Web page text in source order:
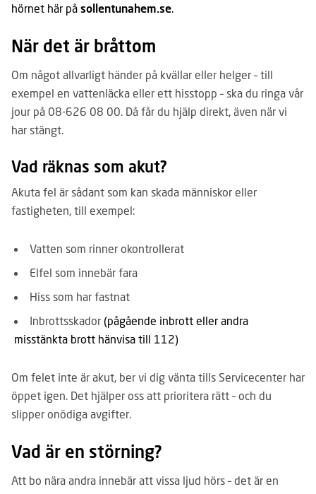
hörnet här på sollentunahem.se.
När det är bråttom
Om något allvarligt händer på kvällar eller helger – till
exempel en vattenläcka eller ett hisstopp – ska du ringa vår
jour på 08-626 08 00. Då får du hjälp direkt, även när vi
har stängt.
Vad räknas som akut?
Akuta fel är sådant som kan skada människor eller
fastigheten, till exempel:
Vatten som rinner okontrollerat
Elfel som innebär fara
Hiss som har fastnat
Inbrottsskador (pågående inbrott eller andra
misstänkta brott hänvisa till 112)
Om felet inte är akut, ber vi dig vänta tills Servicecenter har
öppet igen. Det hjälper oss att prioritera rätt – och du
slipper onödiga avgifter.
Vad är en störning?
Att bo nära andra innebär att vissa ljud hörs – det är en